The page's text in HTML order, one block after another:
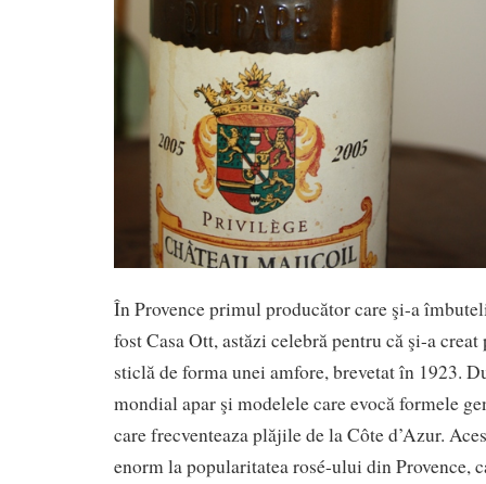
În Provence primul producător care şi-a
fost Casa Ott, astăzi celebră pentru că şi-a
sticlă de forma unei amfore, brevetat în 1923.
mondial apar şi modelele care evocă formele
care frecventeaza plăjile de la Côte d’Azur.
enorm la popularitatea rosé-ului din Provence,